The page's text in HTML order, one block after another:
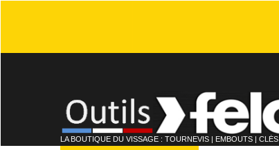
LA BOUTIQUE DU VISSAGE : TOURNEVIS | EMBOUTS | CLÉS